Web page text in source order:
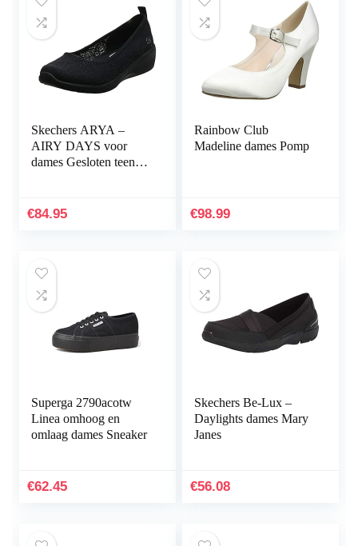
Skechers ARYA –
AIRY DAYS voor
dames Gesloten teen
€84.95
Rainbow Club
Madeline dames Pomp
€98.99
Superga 2790acotw
Linea omhoog en
omlaag dames Sneaker
€62.45
Skechers Be-Lux –
Daylights dames Mary
Janes
€56.08